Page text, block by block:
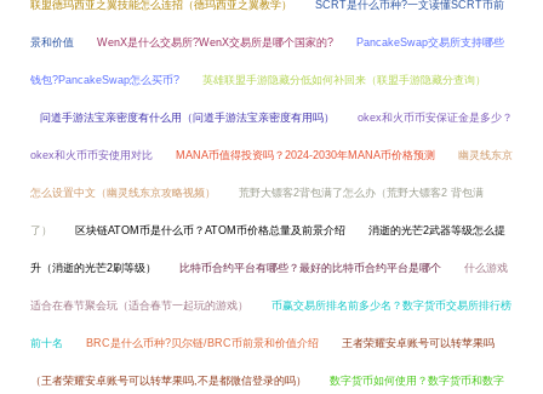
联盟德玛西亚之翼技能怎么连招（德玛西亚之翼教学） SCRT是什么币种?一文读懂SCRT币前
景和价值 WenX是什么交易所?WenX交易所是哪个国家的? PancakeSwap交易所支持哪些
钱包?PancakeSwap怎么买币? 英雄联盟手游隐藏分低如何补回来（联盟手游隐藏分查询）
问道手游法宝亲密度有什么用（问道手游法宝亲密度有用吗） okex和火币币安保证金是多少？
okex和火币币安使用对比 MANA币值得投资吗？2024-2030年MANA币价格预测 幽灵线东京
怎么设置中文（幽灵线东京攻略视频） 荒野大镖客2背包满了怎么办（荒野大镖客2 背包满
了） 区块链ATOM币是什么币？ATOM币价格总量及前景介绍 消逝的光芒2武器等级怎么提
升（消逝的光芒2刷等级） 比特币合约平台有哪些？最好的比特币合约平台是哪个 什么游戏
适合在春节聚会玩（适合春节一起玩的游戏） 币赢交易所排名前多少名？数字货币交易所排行榜
前十名 BRC是什么币种?贝尔链/BRC币前景和价值介绍 王者荣耀安卓账号可以转苹果吗
（王者荣耀安卓账号可以转苹果吗,不是都微信登录的吗） 数字货币如何使用？数字货币和数字